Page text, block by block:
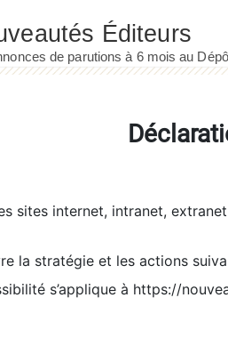
sites internet, intranet,
la stratégie et les actions
s’applique à https://